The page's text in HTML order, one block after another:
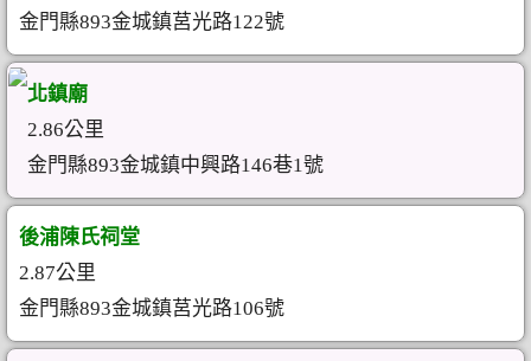
金門縣893金城鎮莒光路122號
北鎮廟
2.86公里
金門縣893金城鎮中興路146巷1號
後浦陳氏祠堂
2.87公里
金門縣893金城鎮莒光路106號